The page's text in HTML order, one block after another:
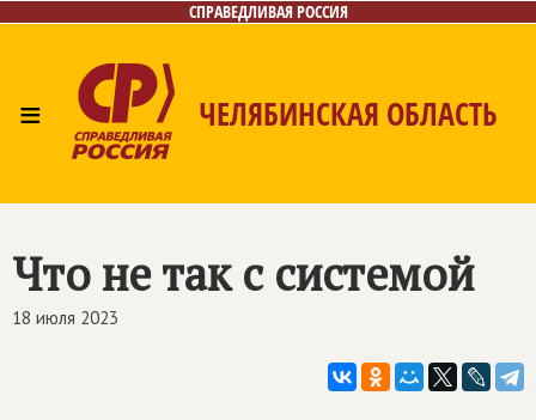
СПРАВЕДЛИВАЯ РОССИЯ
≡ ЧЕЛЯБИНСКАЯ ОБЛАСТЬ
Что не так с системой
18 июля 2023